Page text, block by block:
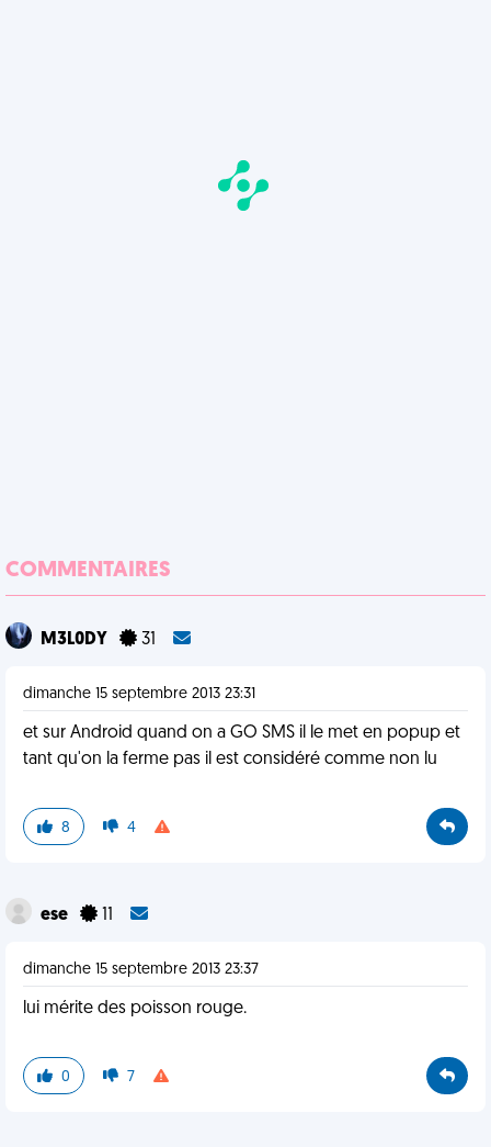
COMMENTAIRES
M3L0DY 31
dimanche 15 septembre 2013 23:31
et sur Android quand on a GO SMS il le met en popup et
tant qu'on la ferme pas il est considéré comme non lu
8 4
ese
dimanche 15 septembre 2013 23:37
lui mérite des poisson rouge.
0 7